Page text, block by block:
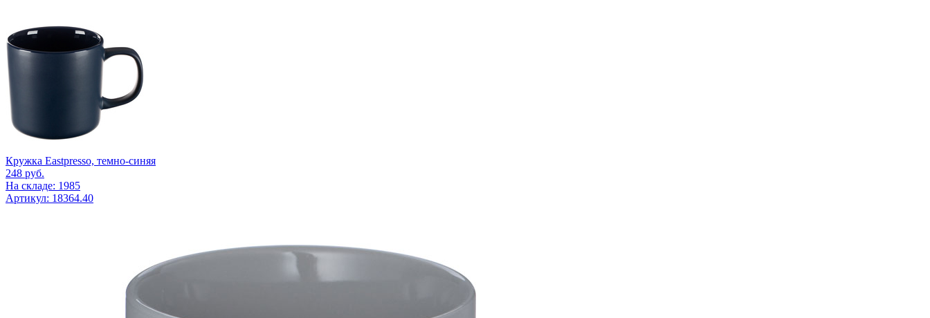
Кружка Eastpresso, темно-синяя
248 руб.
На складе: 1985
Артикул: 18364.40